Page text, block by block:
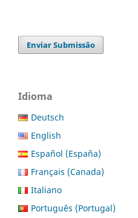
Enviar Submissão
Idioma
Deutsch
English
Español (España)
Français (Canada)
Italiano
Português (Portugal)